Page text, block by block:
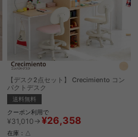
【デスク2点セット】 Crecimiento コン
パクトデスク
送料無料
クーポン利用で
¥31,010→ ¥26,358
在庫：△